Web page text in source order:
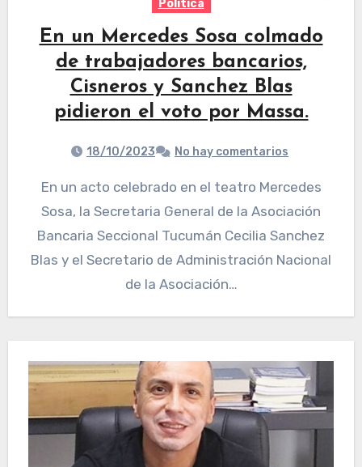
Politica
En un Mercedes Sosa colmado
de trabajadores bancarios,
Cisneros y Sanchez Blas
pidieron el voto por Massa.
18/10/2023 No hay comentarios
En un acto celebrado en el teatro Mercedes
Sosa, la Secretaria General de la Asociación
Bancaria Seccional Tucumán Cecilia Sanchez
Blas y el Secretario de Administración Nacional
de la Asociación…